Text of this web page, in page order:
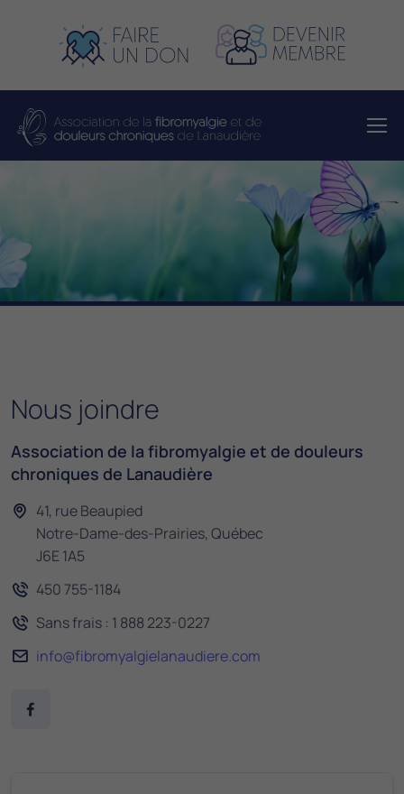
Nous joindre
Association de la fibromyalgie et de douleurs
chroniques de Lanaudière
41, rue Beaupied
Notre-Dame-des-Prairies, Québec
J6E 1A5
450 755-1184
Sans frais : 1 888 223-0227
info@fibromyalgielanaudiere.com